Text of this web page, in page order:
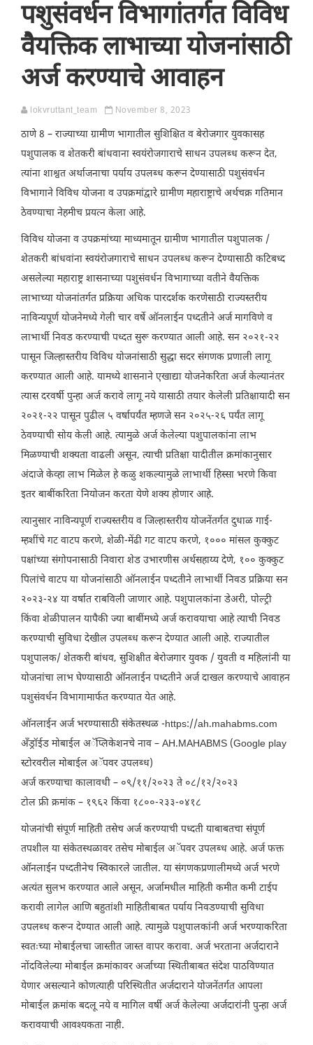
पशुसंवर्धन विभागांतर्गत विविध
वैयक्तिक लाभाच्या योजनांसाठी
अर्ज करण्याचे आवाहन
lokvruttant_team November 8, 2023
ठाणे 8 – राज्याच्या ग्रामीण भागातील सुशिक्षित व बेरोजगार युवकासह
पशुपालक व शेतकरी बांधवाना स्वयंरोजगाराचे साधन उपलब्ध करून देत,
त्यांना शाश्वत अर्थाजनाचा पर्याय उपलब्ध करून देण्यासाठी पशुसंवर्धन
विभागाने विविध योजना व उपक्रमांद्वारे ग्रामीण महाराष्ट्राचे अर्थचक्र गतिमान
ठेवण्याचा नेहमीच प्रयत्न केला आहे.
विविध योजना व उपक्रमांच्या माध्यमातून ग्रामीण भागातील पशुपालक /
शेतकरी बांधवांना स्वयंरोजगाराचे साधन उपलब्ध करून देण्यासाठी कटिबध्द
असलेल्या महाराष्ट्र शासनाच्या पशुसंवर्धन विभागाच्या वतीने वैयक्तिक
लाभाच्या योजनांतर्गत प्रक्रिया अधिक पारदर्शक करणेसाठी राज्यस्तरीय
नाविन्यपूर्ण योजनेमध्ये गेली चार वर्षे ऑनलाईन पध्दतीने अर्ज मागविणे व
लाभार्थी निवड करण्याची पध्दत सुरू करण्यात आली आहे. सन २०२१-२२
पासून जिल्हास्तरीय विविध योजनांसाठी सुद्धा सदर संगणक प्रणाली लागू
करण्यात आली आहे. यामध्ये शासनाने एखाद्या योजनेकरिता अर्ज केल्यानंतर
त्यास दरवर्षी पुन्हा अर्ज करावे लागू नये यासाठी तयार केलेली प्रतिक्षायादी सन
२०२१-२२ पासून पुढील ५ वर्षापर्यंत म्हणजे सन २०२५-२६ पर्यंत लागू
ठेवण्याची सोय केली आहे. त्यामुळे अर्ज केलेल्या पशुपालकांना लाभ
मिळण्याची शक्यता वाढली असून, त्याची प्रतिक्षा यादीतील क्रमांकानुसार
अंदाजे केव्हा लाभ मिळेल हे कळु शकल्यामुळे लाभार्थी हिस्सा भरणे किवा
इतर बाबींकरिता नियोजन करता येणे शक्य होणार आहे.
त्यानुसार नाविन्यपूर्ण राज्यस्तरीय व जिल्हास्तरीय योजनेंतर्गत दुधाळ गाई-
म्हशींचे गट वाटप करणे, शेळी-मेंढी गट वाटप करणे, १००० मांसल कुक्कुट
पक्षांच्या संगोपनासाठी निवारा शेड उभारणीस अर्थसहाय्य देणे, १०० कुक्कुट
पिलांचे वाटप या योजनांसाठी ऑनलाईन पध्दतीने लाभार्थी निवड प्रक्रिया सन
२०२३-२४ या वर्षात राबविली जाणार आहे. पशुपालकांना डेअरी, पोल्ट्री
किंवा शेळीपालन यापैकी ज्या बाबींमध्ये अर्ज करावयाचा आहे त्याची निवड
करण्याची सुविधा देखील उपलब्ध करून देण्यात आली आहे. राज्यातील
पशुपालक/ शेतकरी बांधव, सुशिक्षीत बेरोजगार युवक / युवती व महिलांनी या
योजनांचा लाभ घेण्यासाठी ऑनलाईन पध्दतीने अर्ज दाखल करण्याचे आवाहन
पशुसंवर्धन विभागामार्फत करण्यात येत आहे.
ऑनलाईन अर्ज भरण्यासाठी संकेतस्थळ -https://ah.mahabms.com
अँड्रॉईड मोबाईल अॅप्लिकेशनचे नाव – AH.MAHABMS (Google play
स्टोरवरील मोबाईल अॅपवर उपलब्ध)
अर्ज करण्याचा कालावधी – ०९/११/२०२३ ते ०८/१२/२०२३
टोल फ्री क्रमांक – १९६२ किंवा १८००-२३३-०४१८
योजनांची संपूर्ण माहिती तसेच अर्ज करण्याची पध्दती याबाबतचा संपूर्ण
तपशील या संकेतस्थळावर तसेच मोबाईल अॅपवर उपलब्ध आहे. अर्ज फक्त
ऑनलाईन पध्दतीनेच स्विकारले जातील. या संगणकप्रणालीमध्ये अर्ज भरणे
अत्यंत सुलभ करण्यात आले असून, अर्जामधील माहिती कमीत कमी टाईप
करावी लागेल आणि बहुतांशी माहितीबाबत पर्याय निवडण्याची सुविधा
उपलब्ध करून देण्यात आली आहे. त्यामुळे पशुपालकांनी अर्ज भरण्याकरिता
स्वतःच्या मोबाईलचा जास्तीत जास्त वापर करावा. अर्ज भरताना अर्जदाराने
नोंदविलेल्या मोबाईल क्रमांकावर अर्जाच्या स्थितीबाबत संदेश पाठविण्यात
येणार असल्याने कोणत्याही परिस्थितीत अर्जदाराने योजनेंतर्गत आपला
मोबाईल क्रमांक बदलू नये व मागिल वर्षी अर्ज केलेल्या अर्जदारांनी पुन्हा अर्ज
करावयाची आवश्यकता नाही.